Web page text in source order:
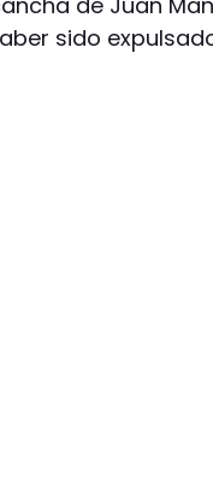
sido